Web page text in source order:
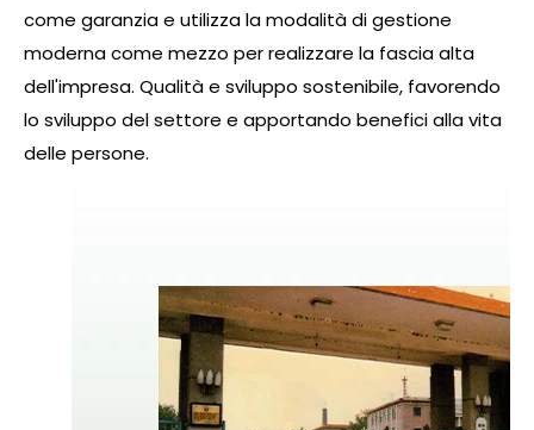
come garanzia e utilizza la modalità di gestione
moderna come mezzo per realizzare la fascia alta
dell'impresa. Qualità e sviluppo sostenibile, favorendo
lo sviluppo del settore e apportando benefici alla vita
delle persone.